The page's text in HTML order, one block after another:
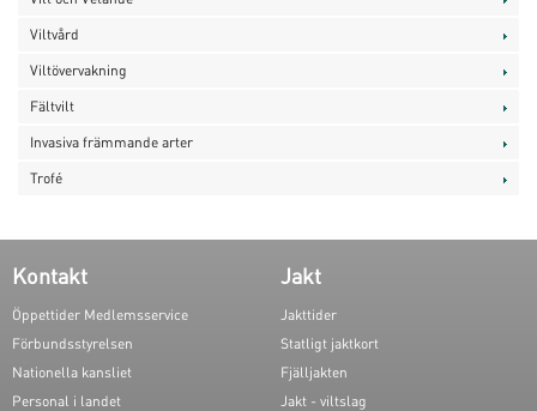
Viltvård
Viltövervakning
Fältvilt
Invasiva främmande arter
Trofé
Kontakt
Öppettider Medlemsservice
Förbundsstyrelsen
Nationella kansliet
Personal i landet
Jakt
Jakttider
Statligt jaktkort
Fjälljakten
Jakt - viltslag